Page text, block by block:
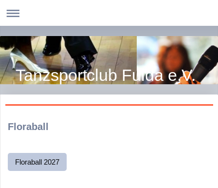
Tanzsportclub Fulda e.V.
Floraball
Floraball 2027